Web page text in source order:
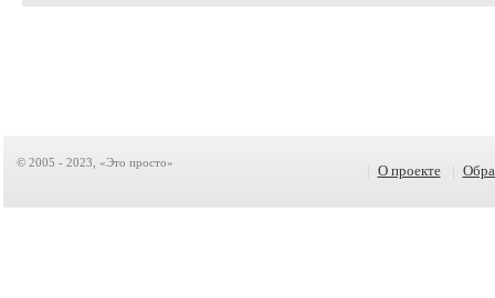
© 2005 - 2023, «Это просто» О проекте